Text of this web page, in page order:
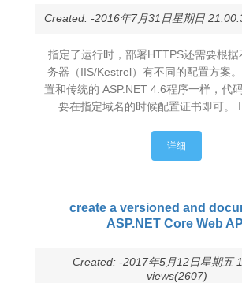
Created: -2016年7月31日星期日
指定了运行时，部署HTTPS还需要根据
务器（IIS/Kestrel）有不同的配置方案
置和传统的 ASP.NET 4.6程序一样，代
要在指定域名的时候配置证书即可。
详细
create a versioned and
ASP.NET Core Web API
Created: -2017年5月12日星期五
views(2607)